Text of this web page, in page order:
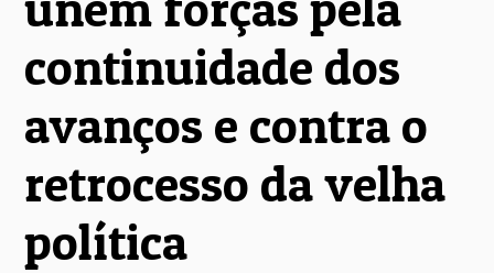
continuidade dos
avanços e contra o
retrocesso da velha
política